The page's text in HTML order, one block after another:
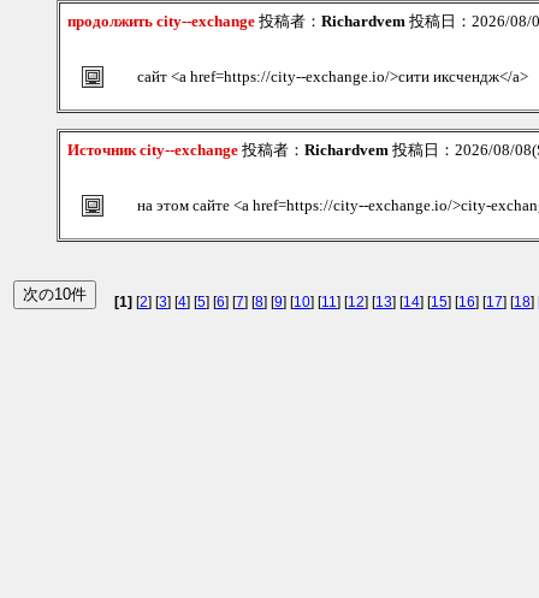
продолжить city--exchange 投稿者： Richardvem 投稿日：2026/08/
сайт <a href=https://city--exchange.io/>сити иксчендж</a>
Источник city--exchange 投稿者： Richardvem 投稿日：2026/08/
на этом сайте <a href=https://city--exchange.io/>city-
[1] [2] [3] [4] [5] [6] [7] [8] [9] [10] [11] [12] [13] [14] [15] [16] [17] [18]